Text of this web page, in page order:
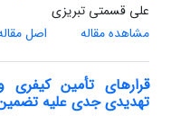
علی قسمتی تبریزی
مشاهده مقاله
اصل
قرارهای تأمین
تهدیدی جدی علیه